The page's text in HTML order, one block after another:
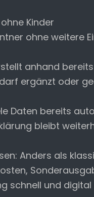
Kinder
ohne weitere
anhand
ergänzt oder
Daten bereits
bleibt
Anders als
schnell und digital